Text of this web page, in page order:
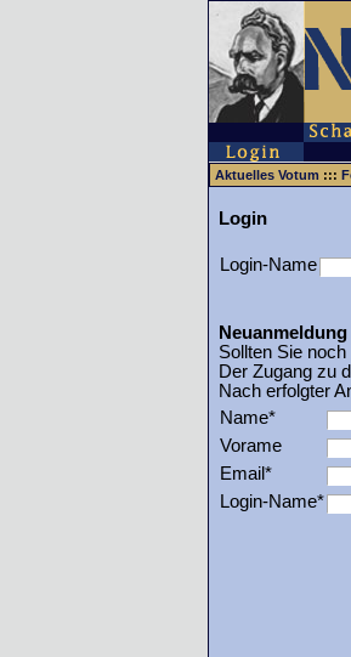
Aktuelles Votum :::
Login
Login-Name
Neuanmeldung
Sollten Sie
Der Zugang zu
Nach erfolgter
Name*
Vorame
Email*
Login-Name*